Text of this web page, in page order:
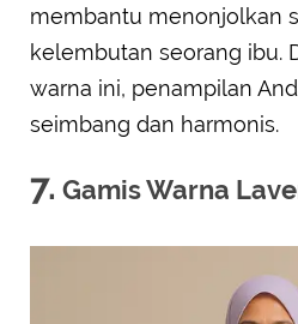
membantu menonjolkan
kelembutan seorang ibu.
warna ini, penampilan
seimbang dan harmonis.
7. Gamis Warna